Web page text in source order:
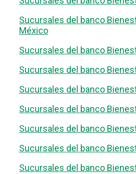
Sucursales del banco
México
Sucursales del banco
Sucursales del banco
Sucursales del banco
Sucursales del banco
Sucursales del banco
Sucursales del banco
Sucursales del banco